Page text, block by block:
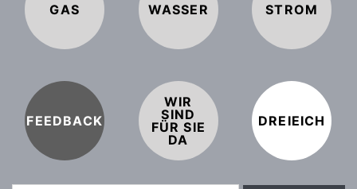
GAS WASSER STROM
FEEDBACK
WIR
SIND
FÜR SIE
DA
DREIEICH